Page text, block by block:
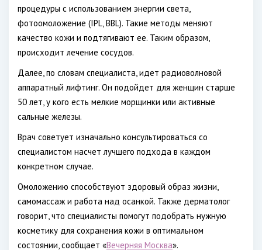
процедуры с использованием энергии света,
фотоомоложение (IPL, BBL). Такие методы меняют
качество кожи и подтягивают ее. Таким образом,
происходит лечение сосудов.
Далее, по словам специалиста, идет радиоволновой
аппаратный лифтинг. Он подойдет для женщин старше
50 лет, у кого есть мелкие морщинки или активные
сальные железы.
Врач советует изначально консультироваться со
специалистом насчет лучшего подхода в каждом
конкретном случае.
Омоложению способствуют здоровый образ жизни,
самомассаж и работа над осанкой. Также дерматолог
говорит, что специалисты помогут подобрать нужную
косметику для сохранения кожи в оптимальном
состоянии, сообщает «Вечерняя Москва».